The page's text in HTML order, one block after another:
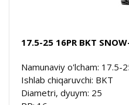
17.5-25 16PR BKT
Namunaviy o'lcham: 17.5-
Ishlab chiqaruvchi: BKT
Diametri, dyuym: 25